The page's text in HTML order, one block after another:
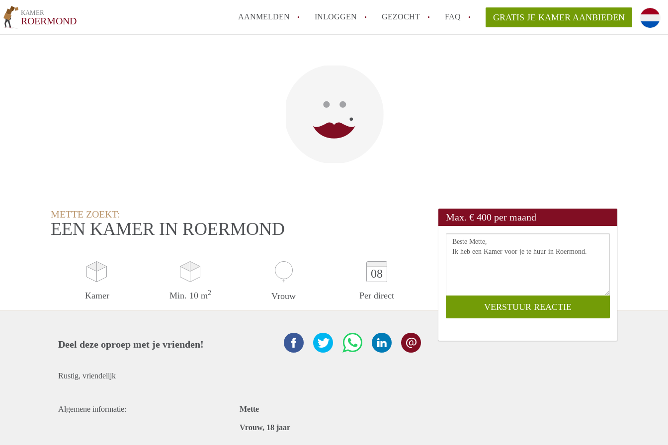
KAMER
ROERMOND AANMELDEN INLOGGEN GEZOCHT FAQ GRATIS JE KAMER AANBIEDEN
METTE ZOEKT:
EEN KAMER IN ROERMOND
Kamer Min. 10 m2 Vrouw
08
Per direct
Max. € 400 per maand
Deel deze oproep met je vrienden!
Rustig, vriendelijk
Algemene informatie: Mette
Vrouw, 18 jaar